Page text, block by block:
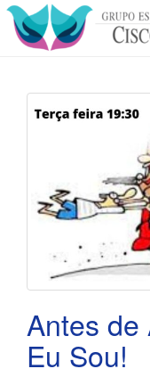
Antes de
Eu Sou!